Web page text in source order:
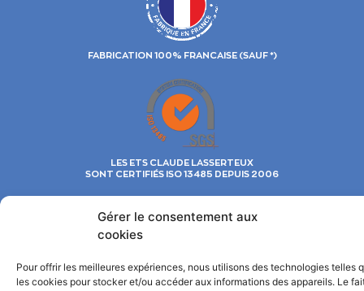
Gérer le consentement aux
cookies
Pour offrir les meilleures expériences, nous utilisons des technologies telles
les cookies pour stocker et/ou accéder aux informations des appareils. Le
FABRICATION 100% FRANCAISE (SAUF *)
LES ETS CLAUDE LASSERTEUX
SONT CERTIFIÉS ISO 13485 DEPUIS 2006
13h30 à 18h.
Les Ets Claude LASSERTEUX S.A. commercialisent leur fabrication
uniquement aux distributeurs.
© 2022©TOUS DROITS RESERVÉS : ÉTABLISSEMENTS CLAUDE LASSERTEUX, S.A. AU
CAPITAL DE 600 000 € INSCRITE AU RCS DE CHAUMONT SOUS LE NUMÉRO 341 495 844
Mentions légales